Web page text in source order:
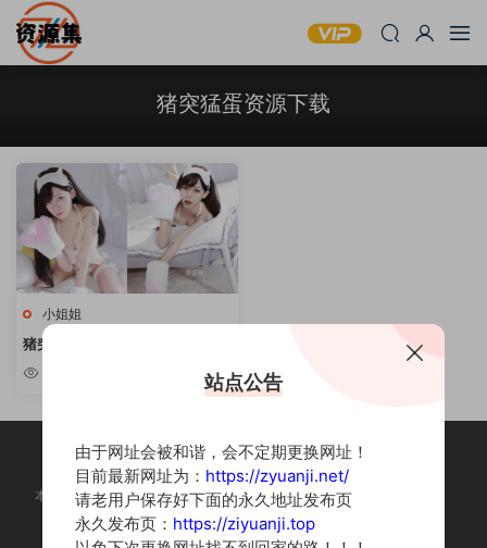
猪突猛蛋资源下载
小姐姐
猪突猛蛋 – 性感写真资源合集 [持
续更新]
本站为摄影写真图片网站，内容来自网络收集整理，仅作个人学习使用。
如有违法内容请联系删除
Copyright © 2022 资源集
站点公告
由于网址会被和谐，会不定期更换网址！
目前最新网址为： https://zyuanji.net/
请老用户保存好下面的永久地址发布页
永久发布页： https://ziyuanji.top